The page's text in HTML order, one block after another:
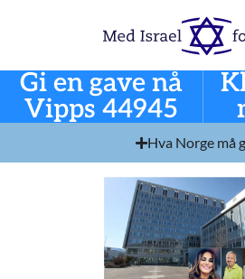
Gi en gave nå
Vipps 44945
Hva Norge må